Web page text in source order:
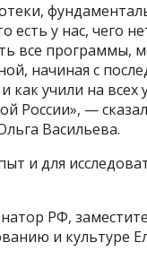
есть у нас, чего
все программы,
начиная с
учили на всех
России», —
Васильева.
и для
РФ,
и культуре